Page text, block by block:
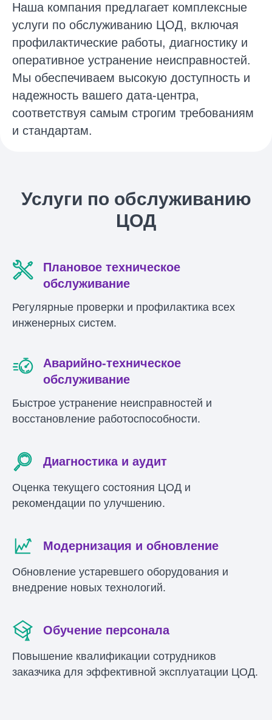
Наша компания предлагает комплексные
услуги по обслуживанию ЦОД, включая
профилактические работы, диагностику и
оперативное устранение неисправностей.
Мы обеспечиваем высокую доступность и
надежность вашего дата-центра,
соответствуя самым строгим требованиям
и стандартам.
Услуги по обслуживанию
ЦОД
Плановое техническое
обслуживание
Регулярные проверки и профилактика всех
инженерных систем.
Аварийно-техническое
обслуживание
Быстрое устранение неисправностей и
восстановление работоспособности.
Диагностика и аудит
Оценка текущего состояния ЦОД и
рекомендации по улучшению.
Модернизация и обновление
Обновление устаревшего оборудования и
внедрение новых технологий.
Обучение персонала
Повышение квалификации сотрудников
заказчика для эффективной эксплуатации ЦОД.